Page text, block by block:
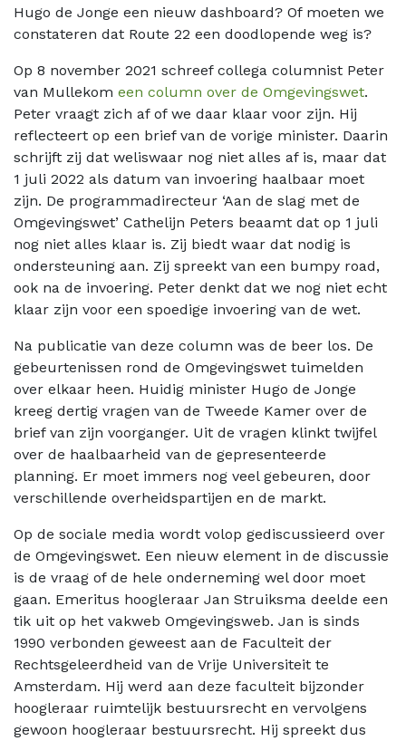
Hugo de Jonge een nieuw dashboard? Of moeten we
constateren dat Route 22 een doodlopende weg is?
Op 8 november 2021 schreef collega columnist Peter
van Mullekom een column over de Omgevingswet.
Peter vraagt zich af of we daar klaar voor zijn. Hij
reflecteert op een brief van de vorige minister. Daarin
schrijft zij dat weliswaar nog niet alles af is, maar dat
1 juli 2022 als datum van invoering haalbaar moet
zijn. De programmadirecteur ‘Aan de slag met de
Omgevingswet’ Cathelijn Peters beaamt dat op 1 juli
nog niet alles klaar is. Zij biedt waar dat nodig is
ondersteuning aan. Zij spreekt van een bumpy road,
ook na de invoering. Peter denkt dat we nog niet echt
klaar zijn voor een spoedige invoering van de wet.
Na publicatie van deze column was de beer los. De
gebeurtenissen rond de Omgevingswet tuimelden
over elkaar heen. Huidig minister Hugo de Jonge
kreeg dertig vragen van de Tweede Kamer over de
brief van zijn voorganger. Uit de vragen klinkt twijfel
over de haalbaarheid van de gepresenteerde
planning. Er moet immers nog veel gebeuren, door
verschillende overheidspartijen en de markt.
Op de sociale media wordt volop gediscussieerd over
de Omgevingswet. Een nieuw element in de discussie
is de vraag of de hele onderneming wel door moet
gaan. Emeritus hoogleraar Jan Struiksma deelde een
tik uit op het vakweb Omgevingsweb. Jan is sinds
1990 verbonden geweest aan de Faculteit der
Rechtsgeleerdheid van de Vrije Universiteit te
Amsterdam. Hij werd aan deze faculteit bijzonder
hoogleraar ruimtelijk bestuursrecht en vervolgens
gewoon hoogleraar bestuursrecht. Hij spreekt dus